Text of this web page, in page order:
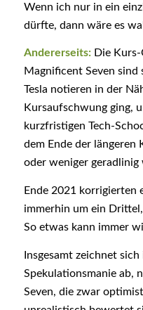
Wenn ich nur in ein
dürfte, dann wäre es
Andererseits:Die Kurs-
Magnificent Seven
Tesla notieren in der
Kursaufschwung ging,
kurzfristigen Tech-
dem Ende der längeren
oder weniger geradlinig
Ende 2021 korrigierten
immerhin um ein
So etwas kann immer
Insgesamt zeichnet
Spekulationsmanie ab,
Seven, die zwar